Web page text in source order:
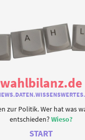
wahlbilanz.de
zur Politik. Wer hat was
entschieden?Wieso?
START